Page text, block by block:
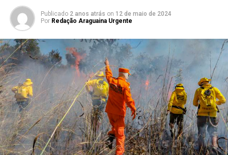
Publicado 2 anos atrás on 12 de maio de 2024
Por Redação Araguaina Urgente